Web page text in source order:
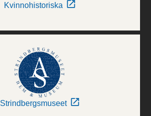
Kvinnohistoriska
Strindbergsmuseet